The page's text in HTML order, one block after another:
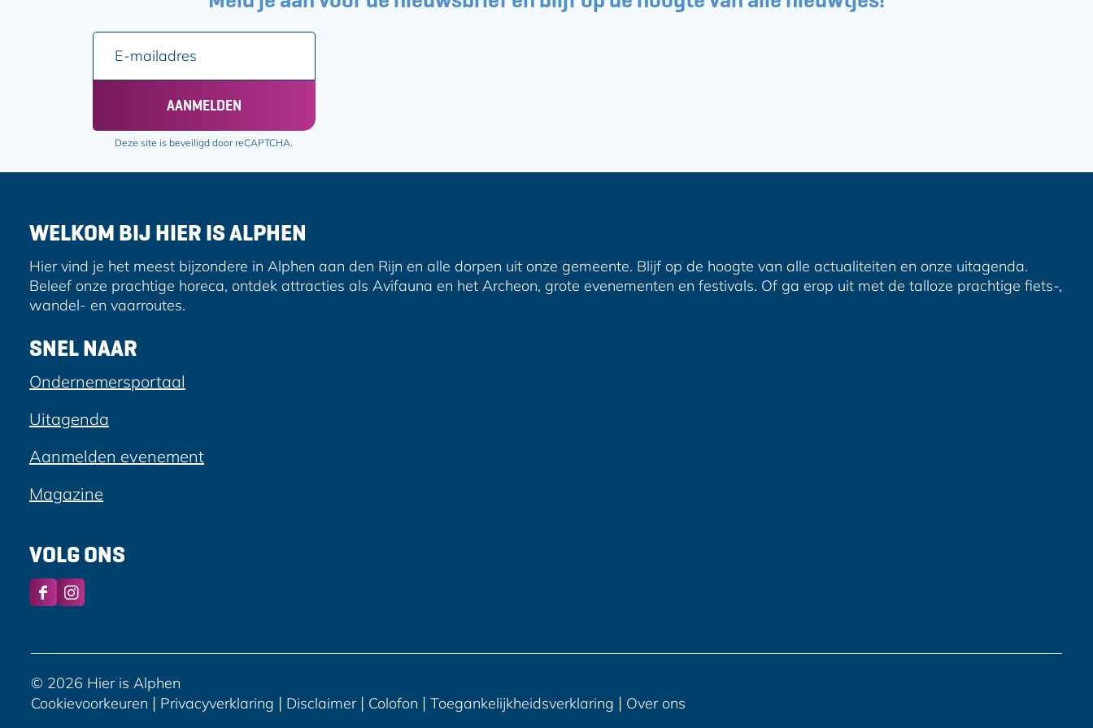
E
m
l
d
s
AANMELDEN
Deze site is beveiligd door reCAPTCHA.
WELKOM BIJ HIER IS ALPHEN
Hier vind je het meest bijzondere in Alphen aan den Rijn en alle dorpen uit onze gemeente. Blijf op de hoogte van alle actualiteiten en onze uitagenda.
Beleef onze prachtige horeca, ontdek attracties als Avifauna en het Archeon, grote evenementen en festivals. Of ga erop uit met de talloze prachtige fiets-,
wandel- en vaarroutes.
SNEL NAAR
Ondernemersportaal
Uitagenda
Aanmelden evenement
Magazine
VOLG ONS
F
e
b
o
I
t
a
g
© 2026 Hier is Alphen
Cookievoorkeuren | Privacyverklaring | Disclaimer | Colofon | Toegankelijkheidsverklaring | Over ons